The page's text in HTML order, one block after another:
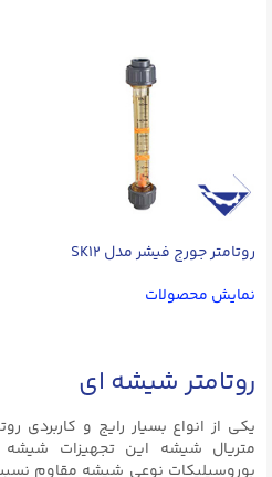
روتامتر جورج فیشر مدل SK۱۲
نمایش محصولات
روتامتر شیشه ای
یکی از انواع بسیار رایج و کاربردی
متریال شیشه این تجهیزات شیشه
بوروسیلیکات نوعی شیشه مقاوم